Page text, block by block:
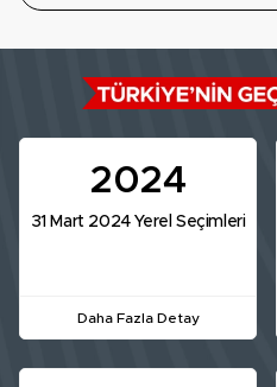
2024
31 Mart 2024 Yerel Seçimleri
Daha Fazla Detay